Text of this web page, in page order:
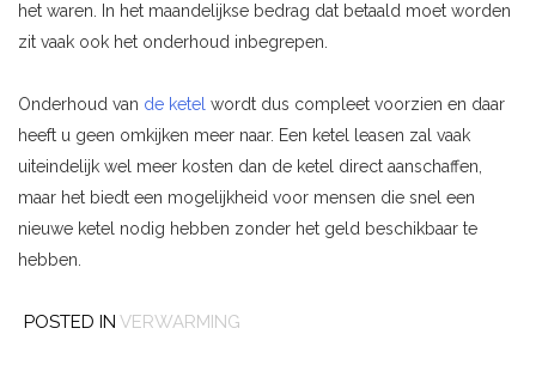
het waren. In het maandelijkse bedrag dat betaald moet worden
zit vaak ook het onderhoud inbegrepen.
Onderhoud van de ketel wordt dus compleet voorzien en daar
heeft u geen omkijken meer naar. Een ketel leasen zal vaak
uiteindelijk wel meer kosten dan de ketel direct aanschaffen,
maar het biedt een mogelijkheid voor mensen die snel een
nieuwe ketel nodig hebben zonder het geld beschikbaar te
hebben.
POSTED IN VERWARMING